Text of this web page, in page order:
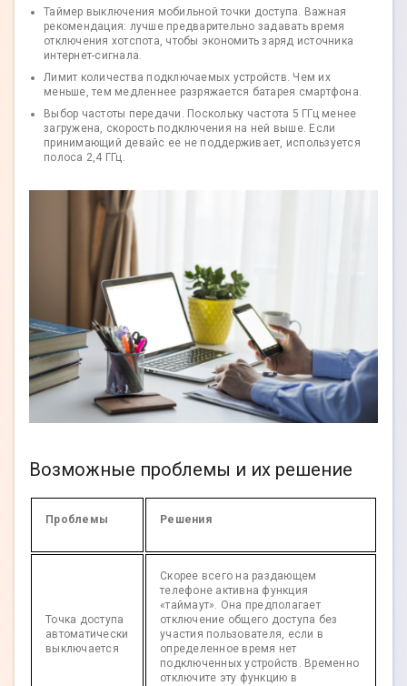
Таймер выключения мобильной точки доступа. Важная
рекомендация: лучше предварительно задавать время
отключения хотспота, чтобы экономить заряд источника
интернет-сигнала.
Лимит количества подключаемых устройств. Чем их
меньше, тем медленнее разряжается батарея смартфона.
Выбор частоты передачи. Поскольку частота 5 ГГц менее
загружена, скорость подключения на ней выше. Если
принимающий девайс ее не поддерживает, используется
полоса 2,4 ГГц.
Возможные проблемы и их решение
Проблемы Решения
Точка доступа
автоматически
выключается
Скорее всего на раздающем
телефоне активна функция
«таймаут». Она предполагает
отключение общего доступа без
участия пользователя, если в
определенное время нет
подключенных устройств. Временно
отключите эту функцию в